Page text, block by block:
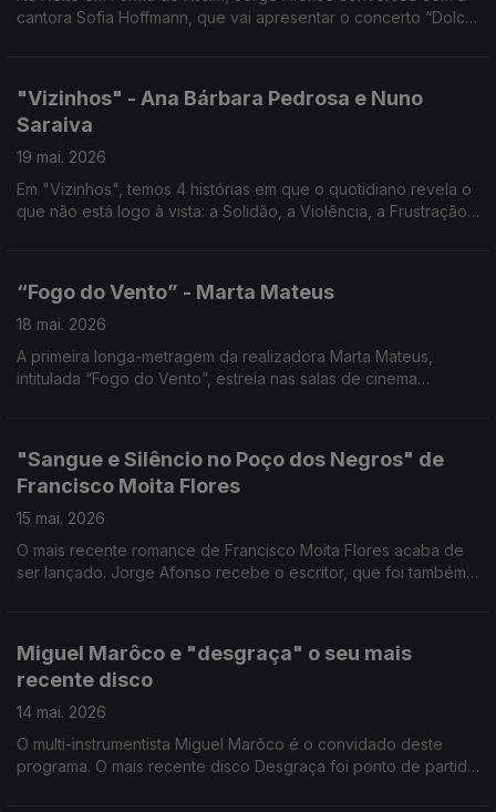
cantora Sofia Hoffmann, que vai apresentar o concerto “Dolce
"Vizinhos" - Ana Bárbara Pedrosa e Nuno
Saraiva
19 mai. 2026
Em "Vizinhos", temos 4 histórias em que o quotidiano revela o
que não está logo à vista: a Solidão, a Violência, a Frustração,
“Fogo do Vento” - Marta Mateus
18 mai. 2026
A primeira longa-metragem da realizadora Marta Mateus,
intitulada “Fogo do Vento”, estreia nas salas de cinema
"Sangue e Silêncio no Poço dos Negros" de
Francisco Moita Flores
15 mai. 2026
O mais recente romance de Francisco Moita Flores acaba de
ser lançado. Jorge Afonso recebe o escritor, que foi também
Miguel Marôco e "desgraça" o seu mais
recente disco
14 mai. 2026
O multi-instrumentista Miguel Marôco é o convidado deste
programa. O mais recente disco Desgraça foi ponto de partida